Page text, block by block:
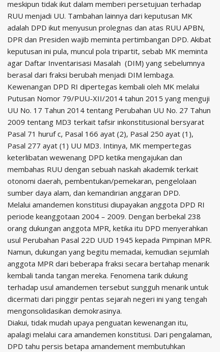
meskipun tidak ikut dalam memberi persetujuan terhadap
RUU menjadi UU. Tambahan lainnya dari keputusan MK
adalah DPD ikut menyusun prolegnas dan atas RUU APBN,
DPR dan Presiden wajib meminta pertimbangan DPD. Akibat
keputusan ini pula, muncul pola tripartit, sebab MK meminta
agar Daftar Inventarisasi Masalah (DIM) yang sebelumnya
berasal dari fraksi berubah menjadi DIM lembaga.
Kewenangan DPD RI dipertegas kembali oleh MK melalui
Putusan Nomor 79/PUU-XII/2014 tahun 2015 yang menguji
UU No. 17 Tahun 2014 tentang Perubahan UU No. 27 Tahun
2009 tentang MD3 terkait tafsir inkonstitusional bersyarat
Pasal 71 huruf c, Pasal 166 ayat (2), Pasal 250 ayat (1),
Pasal 277 ayat (1) UU MD3. Intinya, MK mempertegas
keterlibatan wewenang DPD ketika mengajukan dan
membahas RUU dengan sebuah naskah akademik terkait
otonomi daerah, pembentukan/pemekaran, pengelolaan
sumber daya alam, dan kemandirian anggaran DPD.
Melalui amandemen konstitusi diupayakan anggota DPD RI
periode keanggotaan 2004 – 2009. Dengan berbekal 238
orang dukungan anggota MPR, ketika itu DPD menyerahkan
usul Perubahan Pasal 22D UUD 1945 kepada Pimpinan MPR.
Namun, dukungan yang begitu memadai, kemudian sejumlah
anggota MPR dari beberapa fraksi secara bertahap menarik
kembali tanda tangan mereka. Fenomena tarik dukung
terhadap usul amandemen tersebut sungguh menarik untuk
dicermati dari pinggir pentas sejarah negeri ini yang tengah
mengonsolidasikan demokrasinya.
Diakui, tidak mudah upaya penguatan kewenangan itu,
apalagi melalui cara amandemen konstitusi. Dari pengalaman,
DPD tahu persis betapa amandement membutuhkan